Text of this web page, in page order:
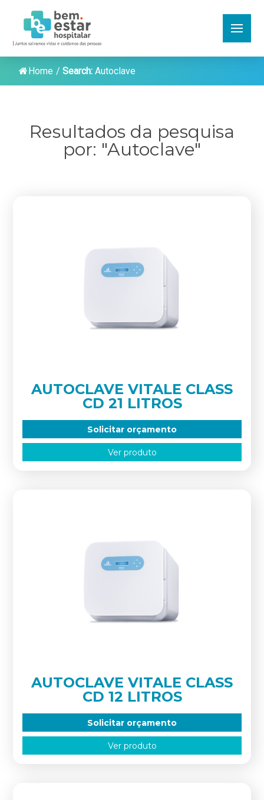
Home / Search:Autoclave
Resultados da pesquisa
por: "Autoclave"
AUTOCLAVE VITALE CLASS
CD 21 LITROS
Solicitar orçamento
Ver produto
AUTOCLAVE VITALE CLASS
CD 12 LITROS
Solicitar orçamento
Ver produto